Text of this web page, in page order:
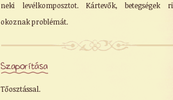
neki levélkomposztot. Kártevők, betegségek
okoznak problémát.
Szaporítása
Tőosztással.